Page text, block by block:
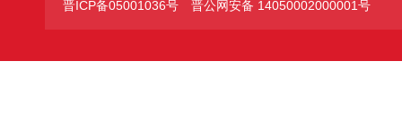
晋ICP备05001036号
晋公网安备 14050002000001号